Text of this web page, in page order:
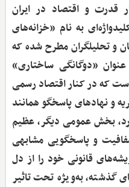
قدرت و اقتصاد در ایران
به نام «خزانه‌های
و تحلیلگران مطرح شده که
«دوگانگی ساختاری»
است که در کنار اقتصاد رسمی
و نهادهای پاسخگو همانند
بخش عمومی دیگر، عظیم
و پاسخگویی مشابهی
قانونی خود را از دل
گذشته، به‌ویژه تحت تاثیر